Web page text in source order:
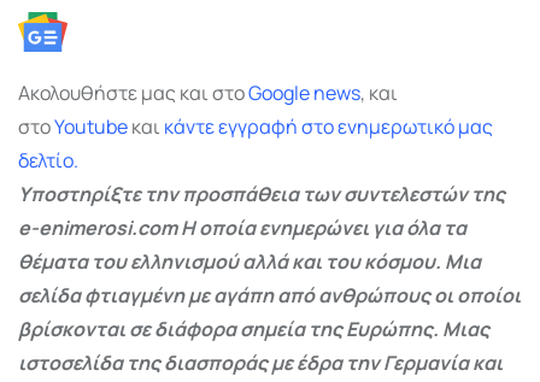
Ακολουθήστε μας και στοGooglenews, και
στοYoutubeκαι κάντε εγγραφή στο ενημερωτικό μας
δελτίο.
Υποστηρίξτε την προσπάθεια των συντελεστών της
e-enimerosi.com Η οποία ενημερώνει για όλα τα
θέματα του ελληνισμού αλλά και του κόσμου. Μια
σελίδα φτιαγμένη με αγάπη από ανθρώπους οι οποίοι
βρίσκονται σε διάφορα σημεία της Ευρώπης. Μιας
ιστοσελίδα της διασποράς με έδρα την Γερμανία και